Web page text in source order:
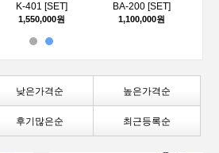
K-401 [SET]
1,550,000원
BA-200 [SET]
1,100,000원
낮은가격순 높은가격순
후기많은순 최근등록순